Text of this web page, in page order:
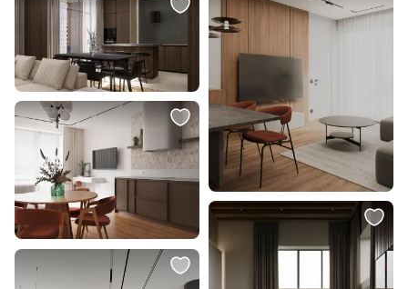
В корзину В корзину
8 910 ₽ 6 240 ₽
Подвесной светильник Eurosvet
Lotus 50222/1, дымчатый
В корзину
25 900 ₽
Подвесной светильник 2K
Светомастерская ASTRA 011 -
250 мм CG2022
В корзину